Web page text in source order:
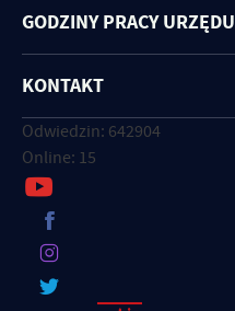
GODZINY PRACY URZĘDU
KONTAKT
Odwiedzin: 642904
Online: 15